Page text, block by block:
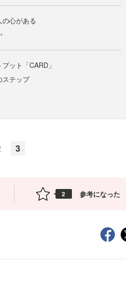
心がある
ット「CARD」
ステップ
3
2 参考になった